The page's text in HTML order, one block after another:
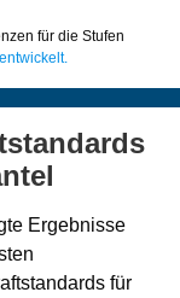
für die Stufen
Ergebnisse
für